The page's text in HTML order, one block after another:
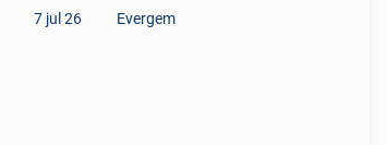
7 jul 26 Evergem